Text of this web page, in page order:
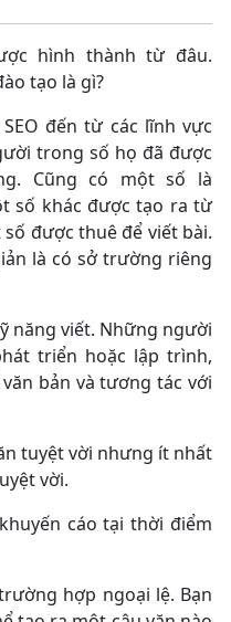
hình thành từ đâu.
tạo là gì?
đến từ các lĩnh vực
trong số họ đã được
Cũng có một số là
số khác được tạo ra từ
được thuê để viết bài.
là có sở trường riêng
năng viết. Những người
triển hoặc lập trình,
bản và tương tác với
tuyệt vời nhưng ít nhất
vời.
cáo tại thời điểm
hợp ngoại lệ. Bạn